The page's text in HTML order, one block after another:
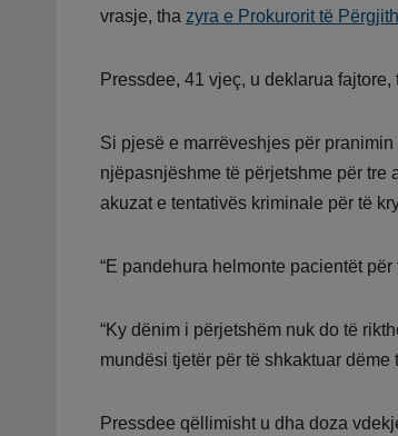
vrasje, tha zyra e Prokurorit të
Pressdee, 41 vjeç, u deklarua
Si pjesë e marrëveshjes për
njëpasnjëshme të përjetshme për tre
akuzat e tentativës kriminale për të
“E pandehura helmonte pacientët
“Ky dënim i përjetshëm nuk do të
mundësi tjetër për të shkaktuar dëme
Pressdee qëllimisht u dha doza